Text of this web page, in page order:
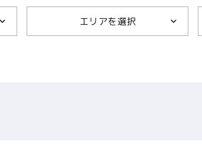
エリアを選択